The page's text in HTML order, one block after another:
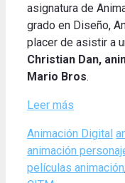
asignatura de
grado en Diseño,
placer de asistir a
Christian Dan,
Mario Bros.
Leer más
Categories
Animación Digital
animación
películas animación,